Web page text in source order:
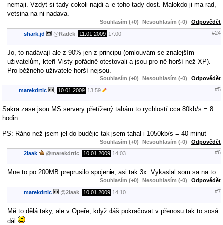
nemaji. Vzdyt si tady cokoli najdi a je toho tady dost. Malokdo ji ma rad,
vetsina na ni nadava.
Souhlasím (+0) Nesouhlasím (-0) Odpovědět
shark.jd @Radek 11.01.2009 17:00 #24
Jo, to nadávají ale z 90% jen z principu (omlouvám se znalejším
uživatelům, kteří Visty pořádně otestovali a jsou pro ně horší než XP).
Pro běžného uživatele horší nejsou.
Souhlasím (+0) Nesouhlasím (-0) Odpovědět
marekdrtic 10.01.2009 13:59 #5
Sakra zase jsou MS servery přetížený tahám to rychlostí cca 80kb/s = 8
hodin
PS: Ráno než jsem jel do budějic tak jsem tahal i 1050kb/s = 40 minut
Souhlasím (+0) Nesouhlasím (-0) Odpovědět
2laak @marekdrtic 10.01.2009 14:03 #6
Mne to po 200MB preprusilo spojenie, asi tak 3x. Vykaslal som sa na to.
Souhlasím (+0) Nesouhlasím (-0) Odpovědět
marekdrtic @2laak 10.01.2009 14:10 #7
Mě to dělá taky, ale v Opeře, když dáš pokračovat v přenosu tak to sosá
dál